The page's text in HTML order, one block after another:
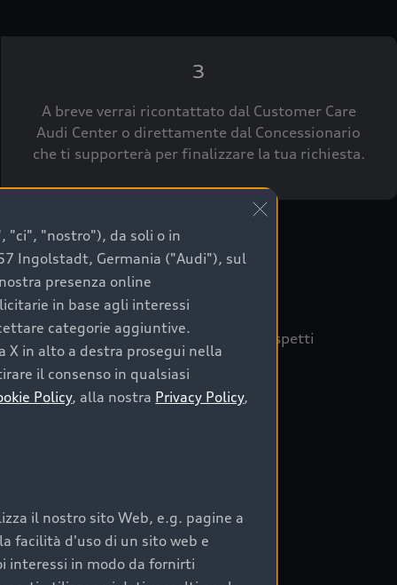
3
A breve verrai ricontattato dal Customer Care
Audi Center o direttamente dal Concessionario
che ti supporterà per finalizzare la tua richiesta.
sicuro, è essenziale considerare aspetti
Prima Scelta :plus
nel tempo;
"ci", "nostro"), da soli o in
Ingolstadt, Germania ("Audi"), sul
presenza online
in base agli interessi
categorie aggiuntive.
in alto a destra prosegui nella
il consenso in qualsiasi
Policy, alla nostra Privacy Policy,
il nostro sito Web, e.g. pagine a
facilità d'uso di un sito web e
interessi in modo da fornirti